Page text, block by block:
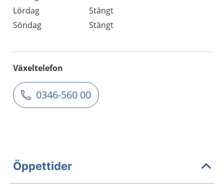
Lördag
Stängt
Söndag
Stängt
Växeltelefon
0346-560 00
Öppettider